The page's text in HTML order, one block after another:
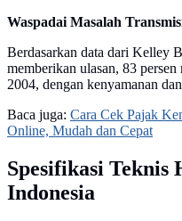
Waspadai Masalah
Berdasarkan data dari Kelley
memberikan ulasan, 83
2004, dengan kenyamanan
Baca juga: Cara Cek Pajak
Online, Mudah dan Cepat
Spesifikasi Teknis
Indonesia